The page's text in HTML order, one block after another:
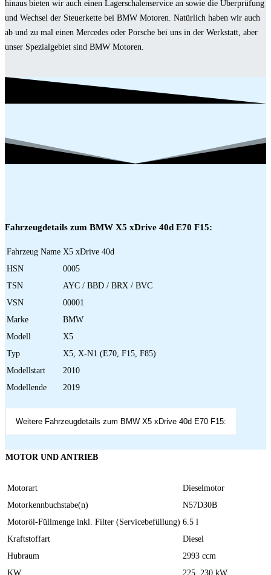
hinaus bieten wir auch einen Lagerschalenservice an sowie die Überprüfung
und Wechsel der Steuerkette bei BMW Motoren. Natürlich haben wir auch
ab und zu mal einen Mercedes oder Porsche bei uns in der Werkstatt, aber
unser Spezialgebiet sind BMW Motoren.
Fahrzeugdetails zum BMW X5 xDrive 40d E70 F15:
Fahrzeug Name X5 xDrive 40d
HSN
0005
TSN
AYC / BBD / BRX / BVC
VSN
00001
Marke
BMW
Modell
X5
Typ
X5, X-N1 (E70, F15, F85)
Modellstart
2010
Modellende
2019
Weitere Fahrzeugdetails zum BMW X5 xDrive 40d E70 F15:
MOTOR UND ANTRIEB
Motorart
Dieselmotor
Motorkennbuchstabe(n)
N57D30B
Motoröl-Füllmenge inkl. Filter (Servicebefüllung) 6.5 l
Kraftstoffart
Diesel
Hubraum
2993 ccm
KW
225, 230 kW